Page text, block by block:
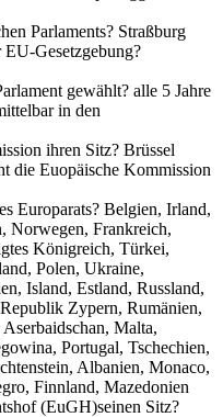
Parlaments? Straßburg
Gesetzgebung?
gewählt? alle 5 Jahre
in den
ihren Sitz? Brüssel
die Euopäische Kommission
Europarats? Belgien, Irland,
Norwegen, Frankreich,
Königreich, Türkei,
Polen, Ukraine,
Island, Estland, Russland,
Zypern, Rumänien,
Malta,
Portugal, Tschechien,
Albanien, Monaco,
Finnland, Mazedonien
(EuGH)seinen Sitz?